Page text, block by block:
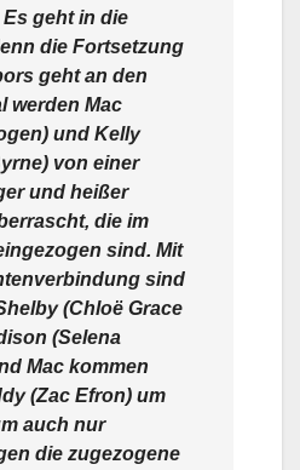
geht in die
die Fortsetzung
geht an den
werden Mac
und Kelly
von einer
und heißer
die im
sind. Mit
sind
(Chloë Grace
(Selena
Mac kommen
(Zac Efron) um
auch nur
die zugezogene